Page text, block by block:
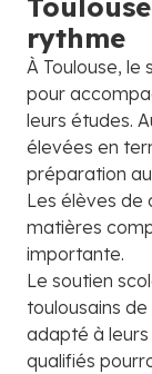
rythme
À Toulouse, le
pour
leurs études.
élevées en
préparation
Les élèves de
matières
importante.
Le soutien
toulousains
adapté à
qualifiés